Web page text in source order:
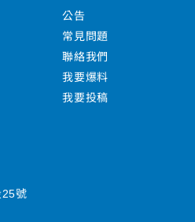
公告
常見問題
聯絡我們
我要爆料
我要投稿
號